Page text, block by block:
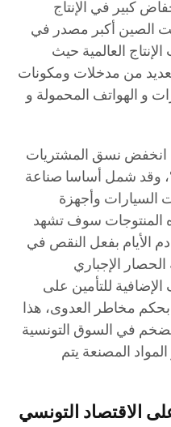
كبير في الإنتاج
الصين أكبر مصدر في
العالمية حيث
من مدخلات ومكونات
و الهواتف المحمولة و
نسق المشتريات
في العالم قرابة 20%، وقد شمل أساسا صناعة
السيارات وأجهزة
المنتوجات سوف تشهد
الأيام بفعل النقص في
الحصار الإجباري
للتأمين على
بحكم مخاطر العدوى، هذا
في السوق التونسية
المواد المصنعة يتم
الاقتصاد التونسي